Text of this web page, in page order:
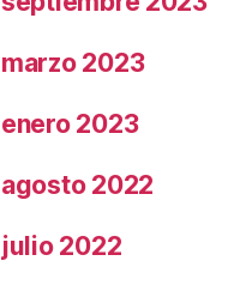
marzo 2023
enero 2023
agosto 2022
julio 2022